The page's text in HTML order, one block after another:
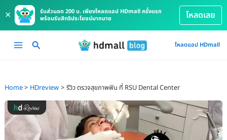
×
รับส่วนลด 200 บ. เพียงโหลดแอป HDmall ครั้งแรก
พร้อมรับสิทธิประโยชน์มากมาย
โหลดเลย
Main
โหลดแอป HDmall
Home HDreview รีวิว ตรวจสุขภาพฟัน ที่ RSU Dental Center